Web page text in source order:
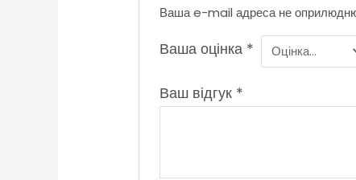
Ваша e-mail адреса не
Ваша оцінка *
Ваш відгук *